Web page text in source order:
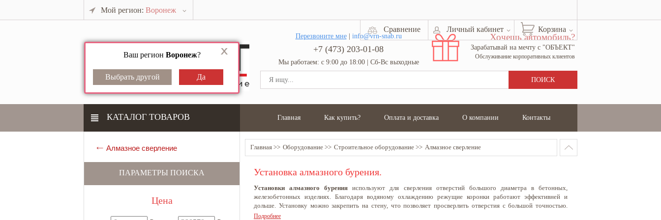
Мой регион: Воронеж
Ваш регион Воронеж?
Корзина
Личный кабинет
Сравнение
Перезвоните мне| info@vrn-snab.ru
+7 (473) 203-01-08
Мы работаем: с 9:00 до 18:00 | Сб-Вс выходные
Хочешь автомобиль?
Зарабатывай на мечту с "ОБЪЕКТ"
Обслуживание корпоративных клиентов
КАТАЛОГ ТОВАРОВ Главная Как купить? Оплата и доставка О компании Контакты
Алмазное сверление
ПАРАМЕТРЫ ПОИСКА
Цена
Главная Оборудование Строительное оборудование Алмазное сверление
Установка алмазного бурения.
Установки алмазного бурения используют для сверления отверстий большого диаметра в бетонных,
железобетонных изделиях. Благодаря водяному охлаждению режущие коронки работают эффективней и
дольше. Установку можно закрепить на стену, что позволяет просверлить отверстия с большой точностью.
Использование воды значительно уменьшает количество абразивной пыли, поэтому можно работать в жилих
Подробнее